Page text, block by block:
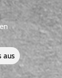
aus